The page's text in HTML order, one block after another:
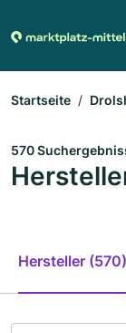
Startseite
570
Hersteller (570)